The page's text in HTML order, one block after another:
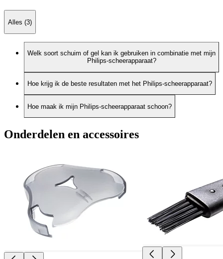
Alles (3)
Welk soort schuim of gel kan ik gebruiken in combinatie met mijn
Philips-scheerapparaat?
Hoe krijg ik de beste resultaten met het Philips-scheerapparaat?
Hoe maak ik mijn Philips-scheerapparaat schoon?
Onderdelen en accessoires